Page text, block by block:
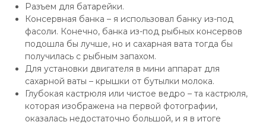
Разъем для батарейки.
Консервная банка – я использовал банку из-под
фасоли. Конечно, банка из-под рыбных консервов
подошла бы лучше, но и сахарная вата тогда бы
получилась с рыбным запахом.
Для установки двигателя в мини аппарат для
сахарной ваты – крышки от бутылки молока.
Глубокая кастрюля или чистое ведро – та кастрюля,
которая изображена на первой фотографии,
оказалась недостаточно большой, и я в итоге